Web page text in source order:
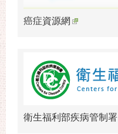
癌症資源網
衛生福利部疾病管制署